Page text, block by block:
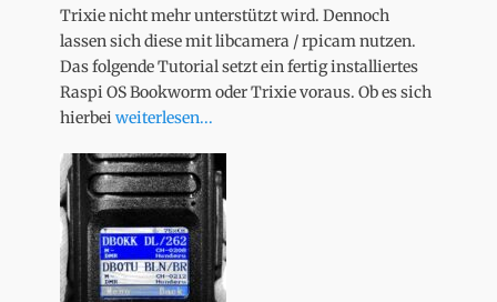
Trixie nicht mehr unterstützt wird. Dennoch
lassen sich diese mit libcamera / rpicam nutzen.
Das folgende Tutorial setzt ein fertig installiertes
Raspi OS Bookworm oder Trixie voraus. Ob es sich
hierbeiweiterlesen...